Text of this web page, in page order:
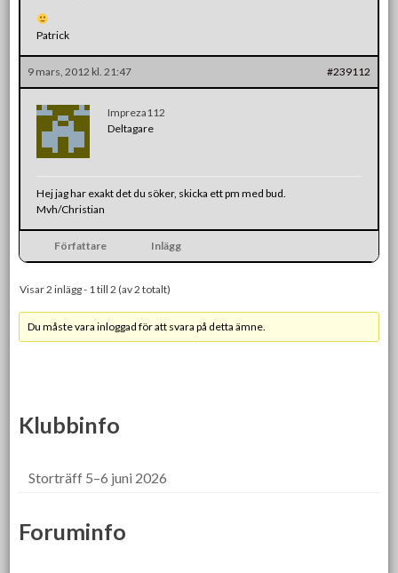
Patrick
9 mars, 2012 kl. 21:47 #239112
Impreza112
Deltagare
Hej jag har exakt det du söker, skicka ett pm med bud.
Mvh/Christian
Författare Inlägg
Visar 2 inlägg - 1 till 2 (av 2 totalt)
Du måste vara inloggad för att svara på detta ämne.
Klubbinfo
Storträff 5–6 juni 2026
Foruminfo